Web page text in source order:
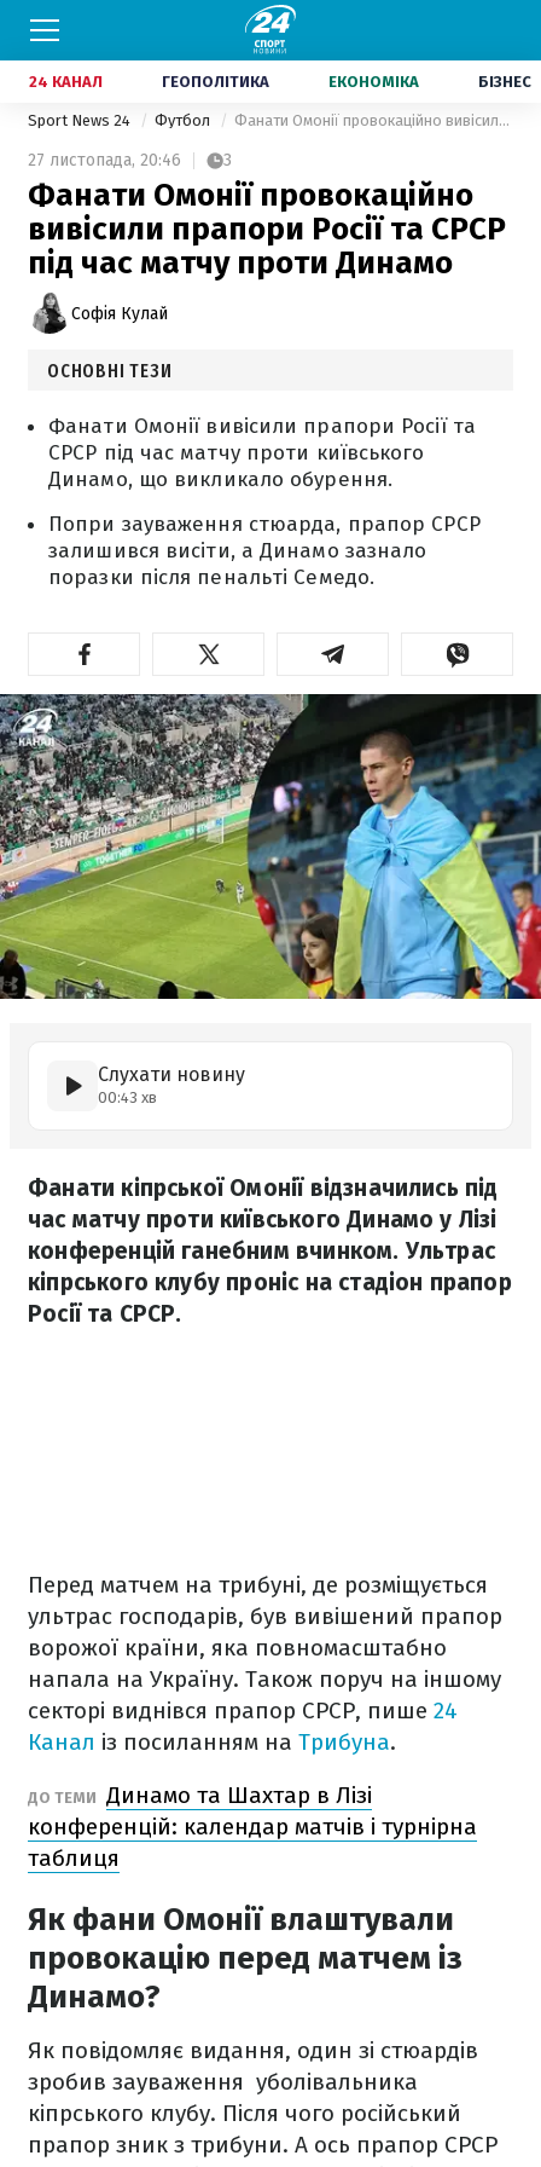
24 КАНАЛ ГЕОПОЛІТИКА ЕКОНОМІКА БІЗНЕС
Sport News 24 Футбол Фанати Омонії провокаційно вивісили прапори Росії та СРСР під час матчу проти Динамо
27 листопада, 20:46 3
Фанати Омонії провокаційно
вивісили прапори Росії та СРСР
під час матчу проти Динамо
Софія Кулай
ОСНОВНІ ТЕЗИ
Фанати Омонії вивісили прапори Росії та
СРСР під час матчу проти київського
Динамо, що викликало обурення.
Попри зауваження стюарда, прапор СРСР
залишився висіти, а Динамо зазнало
поразки після пенальті Семедо.
Слухати новину
00:43 хв
Фанати кіпрської Омонії відзначились під
час матчу проти київського Динамо у Лізі
конференцій ганебним вчинком. Ультрас
кіпрського клубу проніс на стадіон прапор
Росії та СРСР.
Перед матчем на трибуні, де розміщується
ультрас господарів, був вивішений прапор
ворожої країни, яка повномасштабно
напала на Україну. Також поруч на іншому
секторі виднівся прапор СРСР, пише 24
Канал із посиланням на Трибуна.
ДО ТЕМИ Динамо та Шахтар в Лізі
конференцій: календар матчів і турнірна
таблиця
Як фани Омонії влаштували
провокацію перед матчем із
Динамо?
Як повідомляє видання, один зі стюардів
зробив зауваження уболівальника
кіпрського клубу. Після чого російський
прапор зник з трибуни. А ось прапор СРСР